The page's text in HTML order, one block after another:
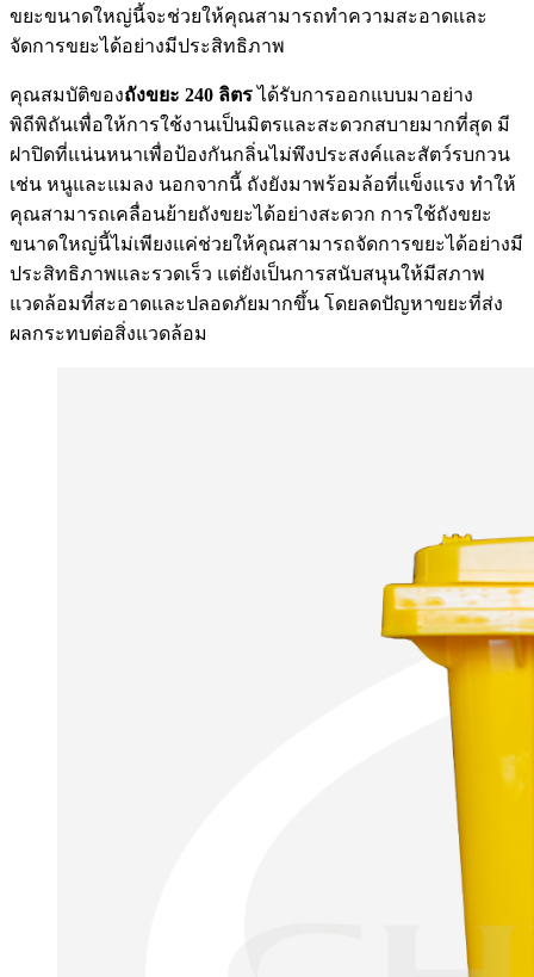
ขยะขนาดใหญ่นี้จะช่วยให้คุณสามารถทำความสะอาดและ
จัดการขยะได้อย่างมีประสิทธิภาพ
คุณสมบัติของถังขยะ 240 ลิตรได้รับการออกแบบมาอย่าง
พิถีพิถันเพื่อให้การใช้งานเป็นมิตรและสะดวกสบายมากที่สุด มี
ฝาปิดที่แน่นหนาเพื่อป้องกันกลิ่นไม่พึงประสงค์และสัตว์รบกวน
เช่น หนูและแมลง นอกจากนี้ ถังยังมาพร้อมล้อที่แข็งแรง ทำให้
คุณสามารถเคลื่อนย้ายถังขยะได้อย่างสะดวก การใช้ถังขยะ
ขนาดใหญ่นี้ไม่เพียงแค่ช่วยให้คุณสามารถจัดการขยะได้อย่างมี
ประสิทธิภาพและรวดเร็ว แต่ยังเป็นการสนับสนุนให้มีสภาพ
แวดล้อมที่สะอาดและปลอดภัยมากขึ้น โดยลดปัญหาขยะที่ส่ง
ผลกระทบต่อสิ่งแวดล้อม